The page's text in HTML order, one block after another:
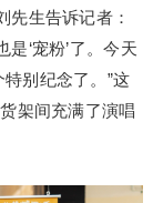
先生告诉记者：
‘宠粉’了。今天
别纪念了。”这
架间充满了演唱